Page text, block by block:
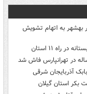
۶ نفر در بهشهر به اتهام تشویش
راه ۱۱ استان
آذربایجان شرقی
بکر استان گیلان